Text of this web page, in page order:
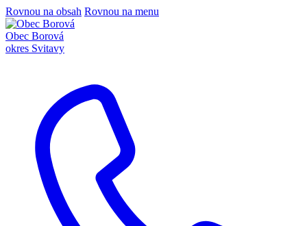
Rovnou na obsah Rovnou na menu
Obec Borová
okres Svitavy